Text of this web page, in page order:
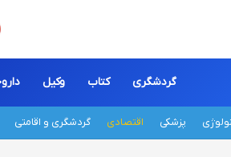
گردشگری کتاب وکیل
پزشکی اقتصادی گردشگری و اقامتی